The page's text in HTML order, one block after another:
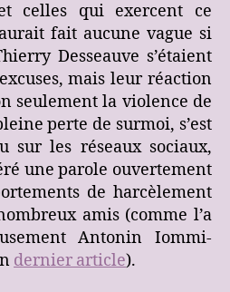
celles qui exercent ce
fait aucune vague si
Desseauve s’étaient
mais leur réaction
seulement la violence de
perte de surmoi, s’est
sur les réseaux sociaux,
une parole ouvertement
de harcèlement
amis (comme l’a
Antonin Iommi-
dernier article).